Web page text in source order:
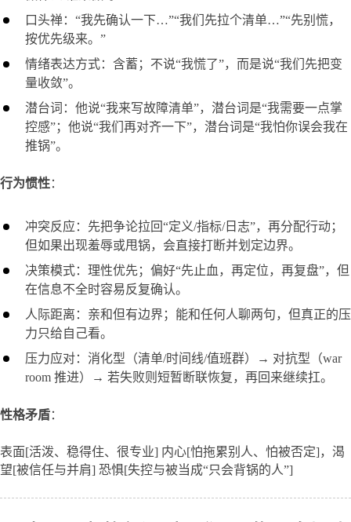
口头禅：“我先确认一下…”“我们先拉个清单…”“先别慌，
按优先级来。”
情绪表达方式：含蓄；不说“我慌了”，而是说“我们先把变
量收敛”。
潜台词：他说“我来写故障清单”，潜台词是“我需要一点掌
控感”；他说“我们再对齐一下”，潜台词是“我怕你误会我在
推锅”。
行为惯性：
冲突反应：先把争论拉回“定义/指标/日志”，再分配行动；
但如果出现羞辱或甩锅，会直接打断并划定边界。
决策模式：理性优先；偏好“先止血，再定位，再复盘”，但
在信息不全时容易反复确认。
人际距离：亲和但有边界；能和任何人聊两句，但真正的压
力只给自己看。
压力应对：消化型（清单/时间线/值班群）→ 对抗型（war
room 推进）→ 若失败则短暂断联恢复，再回来继续扛。
性格矛盾：
表面[活泼、稳得住、很专业] 内心[怕拖累别人、怕被否定]，渴
望[被信任与并肩] 恐惧[失控与被当成“只会背锅的人”]